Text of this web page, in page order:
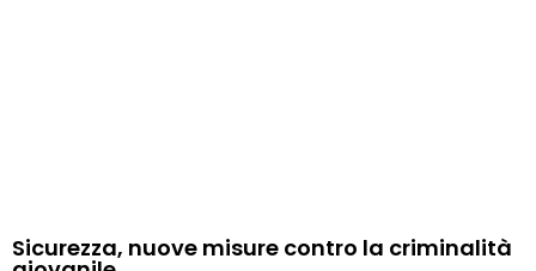
Sicurezza, nuove misure contro la criminalità